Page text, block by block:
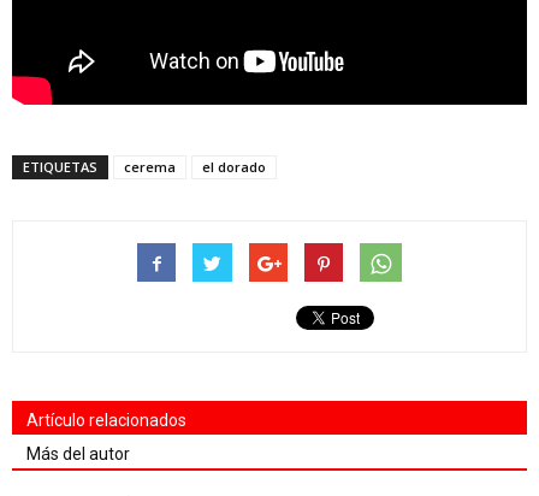
ETIQUETAS cerema el dorado
Artículo relacionados
Más del autor